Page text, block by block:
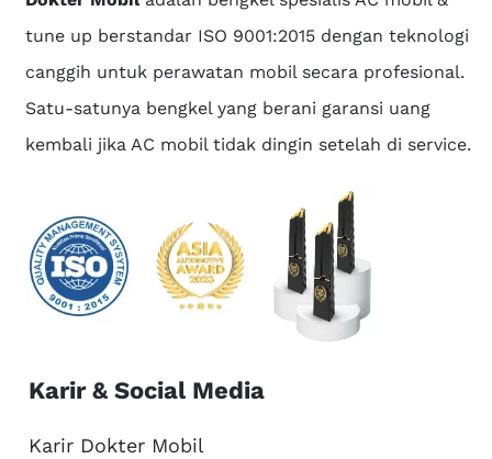
tune up berstandar ISO 9001:2015 dengan teknologi
canggih untuk perawatan mobil secara profesional.
Satu-satunya bengkel yang berani garansi uang
kembali jika AC mobil tidak dingin setelah di service.
Karir & Social Media
Karir Dokter Mobil